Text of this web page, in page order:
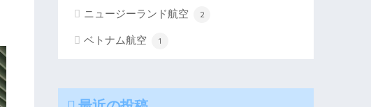
ニュージーランド航空 2
ベトナム航空 1